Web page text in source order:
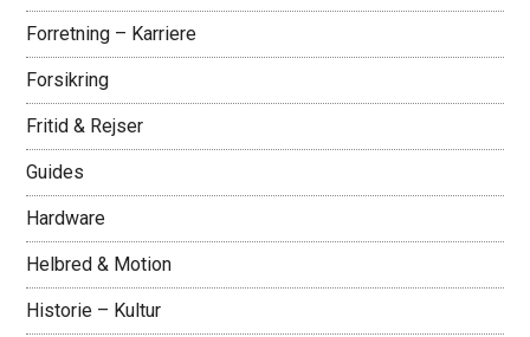
Forretning – Karriere
Forsikring
Fritid & Rejser
Guides
Hardware
Helbred & Motion
Historie – Kultur